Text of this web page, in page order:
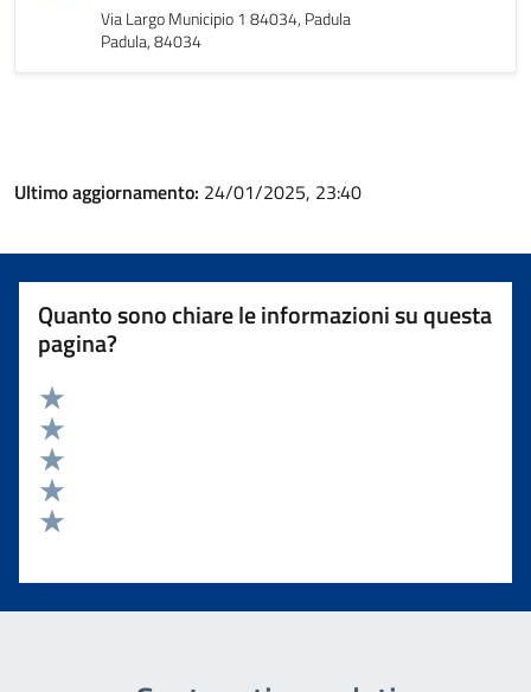
Via Largo Municipio 1 84034, Padula
Padula, 84034
Ultimo aggiornamento: 24/01/2025, 23:40
Quanto sono chiare le informazioni su questa
pagina?
Valuta 5 stelle su 5
Valuta 4 stelle su 5
Valuta 3 stelle su 5
Valuta 2 stelle su 5